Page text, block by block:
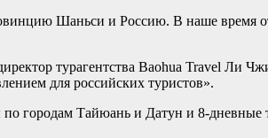
Шаньси и Россию. В наше время
турагентства Baohua Travel Ли
для российских туристов».
по городам Тайюань и Датун и 8-